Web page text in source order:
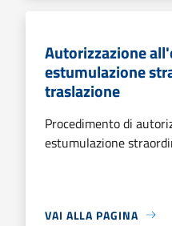
Autorizzazione
estumulazione
traslazione
Procedimento di
estumulazione
VAI ALLA PAGINA